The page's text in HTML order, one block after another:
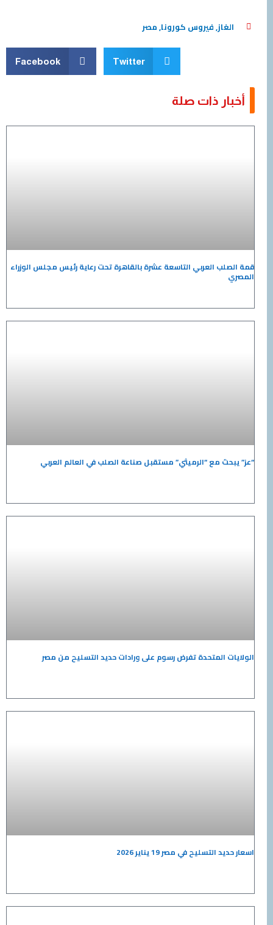
الغاز,فيروس كورونا,مصر
Twitter
Facebook
أخبار ذات صلة
قمة الصلب العربي التاسعة عشرة بالقاهرة تحت رعاية رئيس مجلس الوزراء
المصري
“عز” يبحث مع “الرميثي” مستقبل صناعة الصلب في العالم العربي
الولايات المتحدة تفرض رسوم على ورادات حديد التسليح من مصر
اسعار حديد التسليح في مصر 19 يناير 2026